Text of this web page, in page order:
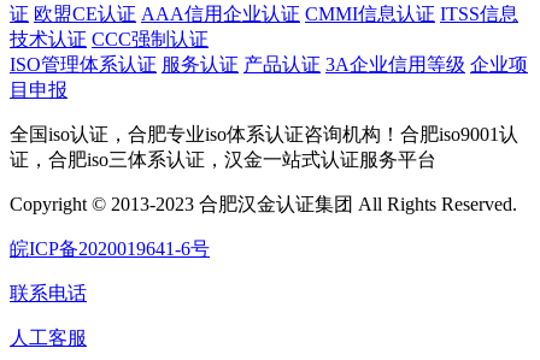
证 欧盟CE认证 AAA信用企业认证 CMMI信息认证 ITSS信息
技术认证 CCC强制认证
ISO管理体系认证 服务认证 产品认证 3A企业信用等级 企业项
目申报
全国iso认证，合肥专业iso体系认证咨询机构！合肥iso9001认
证，合肥iso三体系认证，汉金一站式认证服务平台
Copyright © 2013-2023 合肥汉金认证集团 All Rights Reserved.
皖ICP备2020019641-6号
联系电话
人工客服